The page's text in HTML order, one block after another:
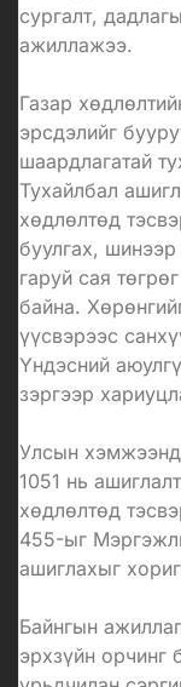
сургалт,
ажиллажээ.
Газар
эрсдэлийг
шаардлагатай
Тухайлбал
хөдлөлтөд
буулгах,
гаруй сая
байна.
үүсвэрээс
Үндэсний
зэргээр
Улсын
1051 нь
хөдлөлтөд
455-ыг
ашиглахыг
Байнгын
эрхзүйн орчинг